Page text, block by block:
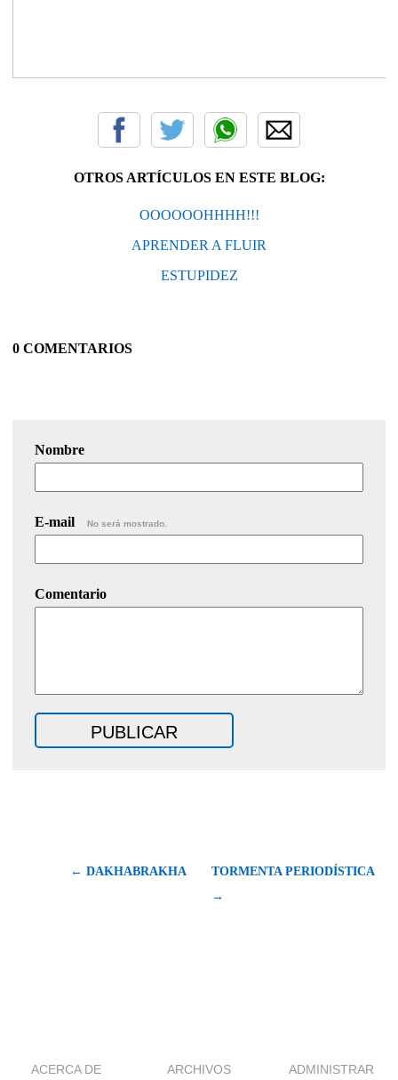
OTROS ARTÍCULOS EN ESTE BLOG:
OOOOOOHHHH!!!
APRENDER A FLUIR
ESTUPIDEZ
0 COMENTARIOS
Nombre
E-mail No será mostrado.
Comentario
← DAKHABRAKHA
TORMENTA PERIODÍSTICA
→
ACERCA DE ARCHIVOS ADMINISTRAR